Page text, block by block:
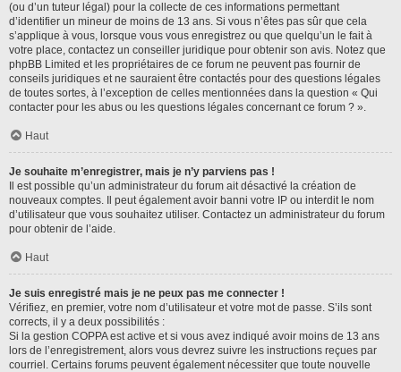
(ou d’un tuteur légal) pour la collecte de ces informations permettant
d’identifier un mineur de moins de 13 ans. Si vous n’êtes pas sûr que cela
s’applique à vous, lorsque vous vous enregistrez ou que quelqu’un le fait à
votre place, contactez un conseiller juridique pour obtenir son avis. Notez que
phpBB Limited et les propriétaires de ce forum ne peuvent pas fournir de
conseils juridiques et ne sauraient être contactés pour des questions légales
de toutes sortes, à l’exception de celles mentionnées dans la question « Qui
contacter pour les abus ou les questions légales concernant ce forum ? ».
Haut
Je souhaite m’enregistrer, mais je n’y parviens pas !
Il est possible qu’un administrateur du forum ait désactivé la création de
nouveaux comptes. Il peut également avoir banni votre IP ou interdit le nom
d’utilisateur que vous souhaitez utiliser. Contactez un administrateur du forum
pour obtenir de l’aide.
Haut
Je suis enregistré mais je ne peux pas me connecter !
Vérifiez, en premier, votre nom d’utilisateur et votre mot de passe. S’ils sont
corrects, il y a deux possibilités :
Si la gestion COPPA est active et si vous avez indiqué avoir moins de 13 ans
lors de l’enregistrement, alors vous devrez suivre les instructions reçues par
courriel. Certains forums peuvent également nécessiter que toute nouvelle